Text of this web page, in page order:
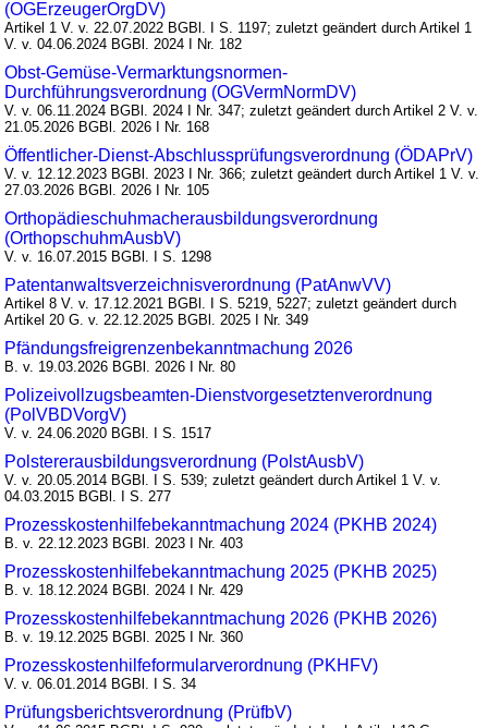
(OGErzeugerOrgDV)
Artikel 1 V. v. 22.07.2022 BGBl. I S. 1197; zuletzt geändert durch Artikel 1
V. v. 04.06.2024 BGBl. 2024 I Nr. 182
Obst-Gemüse-Vermarktungsnormen-
Durchführungsverordnung (OGVermNormDV)
V. v. 06.11.2024 BGBl. 2024 I Nr. 347; zuletzt geändert durch Artikel 2 V. v.
21.05.2026 BGBl. 2026 I Nr. 168
Öffentlicher-Dienst-Abschlussprüfungsverordnung (ÖDAPrV)
V. v. 12.12.2023 BGBl. 2023 I Nr. 366; zuletzt geändert durch Artikel 1 V. v.
27.03.2026 BGBl. 2026 I Nr. 105
Orthopädieschuhmacherausbildungsverordnung
(OrthopschuhmAusbV)
V. v. 16.07.2015 BGBl. I S. 1298
Patentanwaltsverzeichnisverordnung (PatAnwVV)
Artikel 8 V. v. 17.12.2021 BGBl. I S. 5219, 5227; zuletzt geändert durch
Artikel 20 G. v. 22.12.2025 BGBl. 2025 I Nr. 349
Pfändungsfreigrenzenbekanntmachung 2026
B. v. 19.03.2026 BGBl. 2026 I Nr. 80
Polizeivollzugsbeamten-Dienstvorgesetztenverordnung
(PolVBDVorgV)
V. v. 24.06.2020 BGBl. I S. 1517
Polstererausbildungsverordnung (PolstAusbV)
V. v. 20.05.2014 BGBl. I S. 539; zuletzt geändert durch Artikel 1 V. v.
04.03.2015 BGBl. I S. 277
Prozesskostenhilfebekanntmachung 2024 (PKHB 2024)
B. v. 22.12.2023 BGBl. 2023 I Nr. 403
Prozesskostenhilfebekanntmachung 2025 (PKHB 2025)
B. v. 18.12.2024 BGBl. 2024 I Nr. 429
Prozesskostenhilfebekanntmachung 2026 (PKHB 2026)
B. v. 19.12.2025 BGBl. 2025 I Nr. 360
Prozesskostenhilfeformularverordnung (PKHFV)
V. v. 06.01.2014 BGBl. I S. 34
Prüfungsberichtsverordnung (PrüfbV)